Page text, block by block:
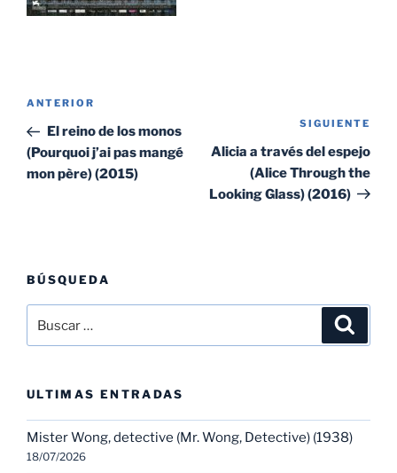
Navegación
entradas
Entrada
anterior:
ANTERIOR
El reino de los monos
(Pourquoi j’ai pas mangé
mon père) (2015)
SIGUIENTE
Alicia a través del espejo
(Alice Through the
Looking Glass) (2016)
BÚSQUEDA
por:
ULTIMAS ENTRADAS
Mister Wong, detective (Mr. Wong, Detective) (1938)
18/07/2026